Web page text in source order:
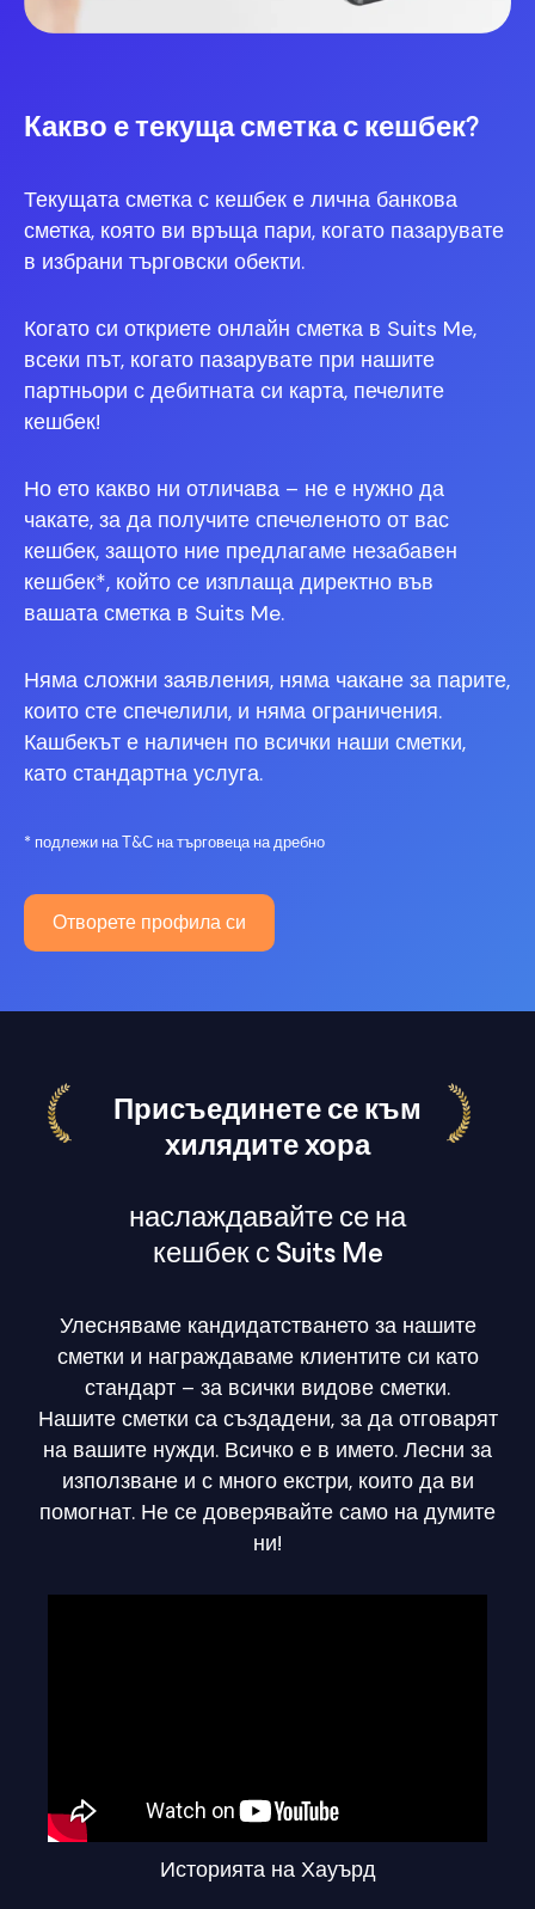
Какво е текуща сметка с кешбек?
Текущата сметка с кешбек е лична банкова
сметка, която ви връща пари, когато пазарувате
в избрани търговски обекти.
Когато си откриете онлайн сметка в Suits Me,
всеки път, когато пазарувате при нашите
партньори с дебитната си карта, печелите
кешбек!
Но ето какво ни отличава – не е нужно да
чакате, за да получите спечеленото от вас
кешбек, защото ние предлагаме незабавен
кешбек*, който се изплаща директно във
вашата сметка в Suits Me.
Няма сложни заявления, няма чакане за парите,
които сте спечелили, и няма ограничения.
Кашбекът е наличен по всички наши сметки,
като стандартна услуга.
* подлежи на Т&С на търговеца на дребно
Отворете профила си
Присъединете се към
хилядите хора
наслаждавайте се на
кешбек с Suits Me
Улесняваме кандидатстването за нашите
сметки и награждаваме клиентите си като
стандарт – за всички видове сметки.
Нашите сметки са създадени, за да отговарят
на вашите нужди. Всичко е в името. Лесни за
използване и с много екстри, които да ви
помогнат. Не се доверявайте само на думите
ни!
Историята на Хауърд